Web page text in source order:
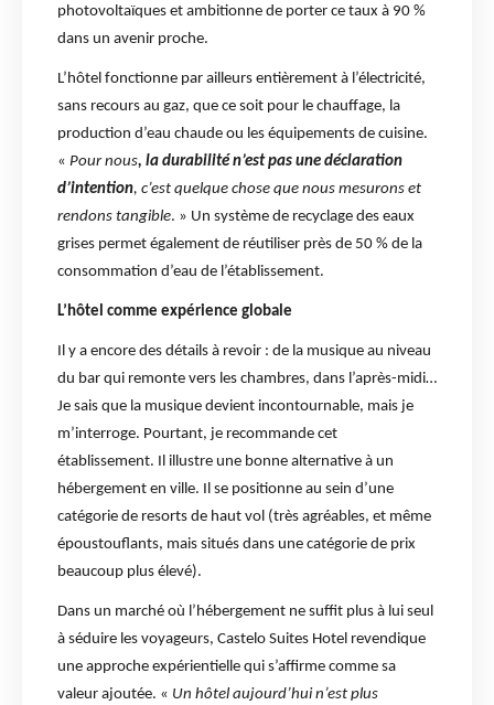
photovoltaïques et ambitionne de porter ce taux à 90 %
dans un avenir proche.
L’hôtel fonctionne par ailleurs entièrement à l’électricité,
sans recours au gaz, que ce soit pour le chauffage, la
production d’eau chaude ou les équipements de cuisine.
« Pour nous, la durabilité n’est pas une déclaration
d’intention, c’est quelque chose que nous mesurons et
rendons tangible. » Un système de recyclage des eaux
grises permet également de réutiliser près de 50 % de la
consommation d’eau de l’établissement.
L’hôtel comme expérience globale
Il y a encore des détails à revoir : de la musique au niveau
du bar qui remonte vers les chambres, dans l’après-midi…
Je sais que la musique devient incontournable, mais je
m’interroge. Pourtant, je recommande cet
établissement. Il illustre une bonne alternative à un
hébergement en ville. Il se positionne au sein d’une
catégorie de resorts de haut vol (très agréables, et même
époustouflants, mais situés dans une catégorie de prix
beaucoup plus élevé).
Dans un marché où l’hébergement ne suffit plus à lui seul
à séduire les voyageurs, Castelo Suites Hotel revendique
une approche expérientielle qui s’affirme comme sa
valeur ajoutée. « Un hôtel aujourd’hui n’est plus